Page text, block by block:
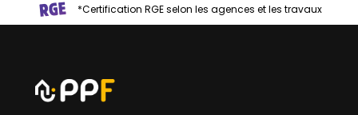
*Certification RGE selon les agences et les travaux